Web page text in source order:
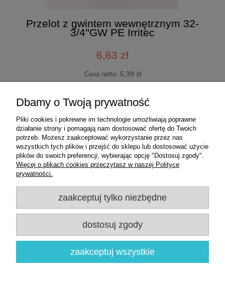
Przelot z gwintem wewnętrznym 32-
3/4''GW PE Irritec
6,63 zł
Cena netto: 5,39 zł
do koszyka
« 1 2 3 4 5 ... 11
Pomoc
Moje konto
Informacje
Dbamy o Twoją prywatność
Pliki cookies i pokrewne im technologie umożliwiają poprawne
działanie strony i pomagają nam dostosować ofertę do Twoich
potrzeb. Możesz zaakceptować wykorzystanie przez nas
wszystkich tych plików i przejść do sklepu lub dostosować użycie
plików do swoich preferencji, wybierając opcję "Dostosuj zgody".
Więcej o plikach cookies przeczytasz w naszej Polityce
prywatności.
zaakceptuj tylko niezbędne
dostosuj zgody
zaakceptuj wszystkie